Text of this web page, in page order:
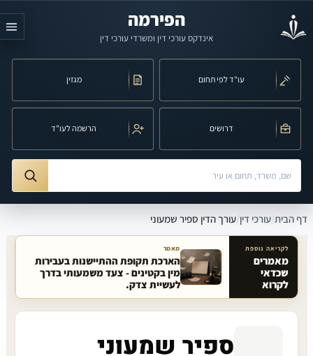
הפירמה
אינדקס עורכי דין ומשרדי עורכי דין
עו"ד לפי תחום מגזין
דרושים הרשמה לעו"ד
חיפוש לפי שם, משרד, תחום משפט או עיר
דף הבית/עורכי דין/עורך הדין ספיר שמעוני
מאמרים קשורים באתר
לקריאה נוספת
מאמרים
שכדאי
לקרוא
מאמר
הארכת תקופת ההתיישנות בעבירות
מין בקטינים - צעד משמעותי בדרך
לעשיית צדק.
ספיר שמעוני